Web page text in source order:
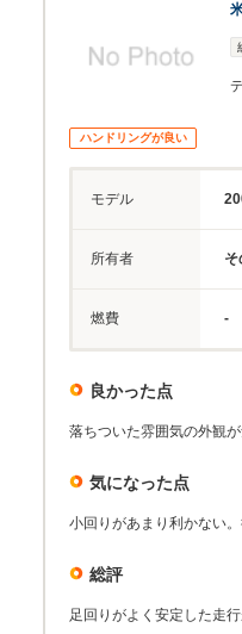
ハンドリングが良い
モデル
所有者 そ
燃費 -
良かった点
落ちついた雰囲気の外観
気になった点
小回りがあまり利かない
総評
足回りがよく安定した走